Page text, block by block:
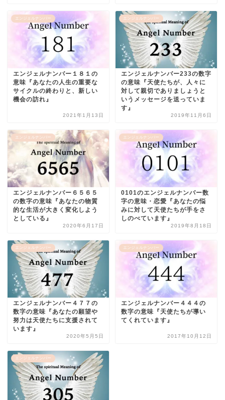
エンジェルナンバー
エンジェルナンバー１８１の
意味『あなたの人生の重要な
サイクルの終わりと、新しい
機会の訪れ』
2021年1月13日
エンジェルナンバー
エンジェルナンバー233の数字
の意味『天使たちが、人々に
対して親切でありましょうと
いうメッセージを送っていま
す』
2019年11月6日
エンジェルナンバー
エンジェルナンバー６５６５
の数字の意味『あなたの物質
的な生活が大きく変化しよう
としている』
2020年6月17日
エンジェルナンバー
0101のエンジェルナンバー数
字の意味・恋愛『あなたの悩
みに対して天使たちが手をさ
しのべています』
2019年8月18日
エンジェルナンバー
エンジェルナンバー４７７の
数字の意味『あなたの願望や
努力は天使たちに支援されて
います』
2020年5月5日
エンジェルナンバー
エンジェルナンバー４４４の
数字の意味『天使たちが導い
てくれています』
2017年10月12日
エンジェルナンバー